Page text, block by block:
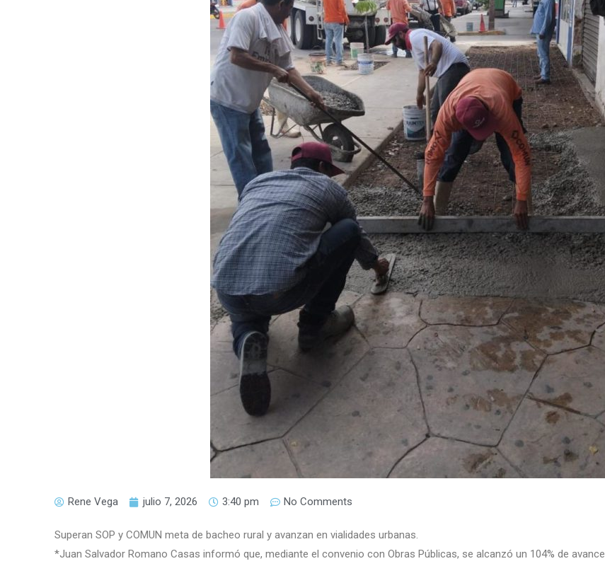
Rene Vega julio 7, 2026 3:40 pm No Comments
Superan SOP y COMUN meta de bacheo rural y avanzan en vialidades urbanas.
*Juan Salvador Romano Casas informó que, mediante el convenio con Obras Públicas, se alcanzó un 104% de avance